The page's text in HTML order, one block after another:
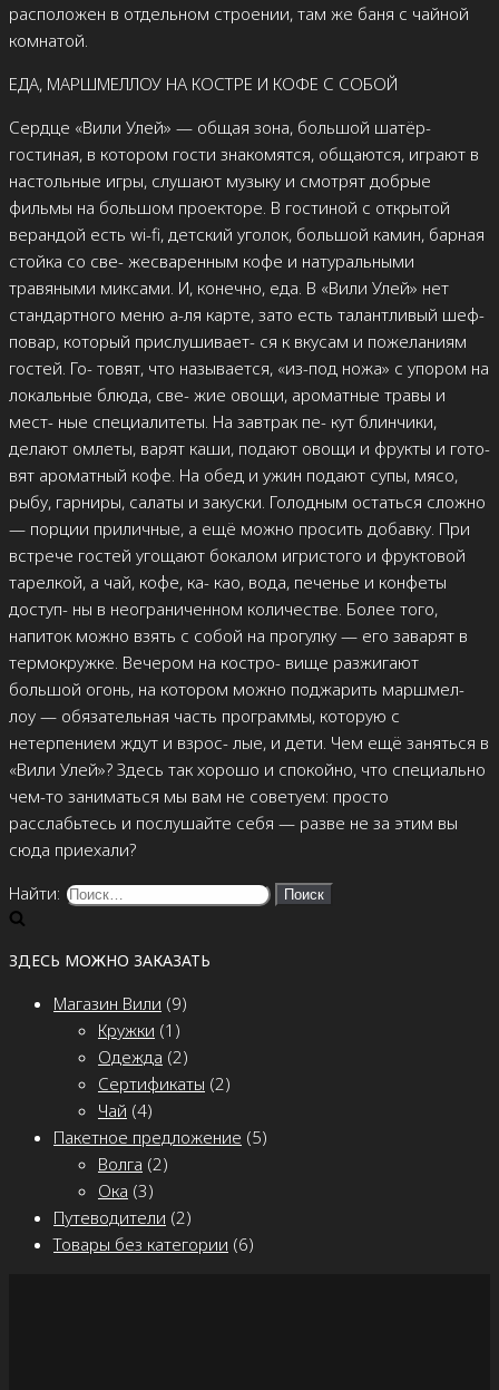
расположен в отдельном строении, там же баня с чайной
комнатой.
ЕДА, МАРШМЕЛЛОУ НА КОСТРЕ И КОФЕ С СОБОЙ
Сердце «Вили Улей» — общая зона, большой шатёр-
гостиная, в котором гости знакомятся, общаются, играют в
настольные игры, слушают музыку и смотрят добрые
фильмы на большом проекторе. В гостиной с открытой
верандой есть wi-fi, детский уголок, большой камин, барная
стойка со све- жесваренным кофе и натуральными
травяными миксами. И, конечно, еда. В «Вили Улей» нет
стандартного меню а-ля карте, зато есть талантливый шеф-
повар, который прислушивает- ся к вкусам и пожеланиям
гостей. Го- товят, что называется, «из-под ножа» с упором на
локальные блюда, све- жие овощи, ароматные травы и
мест- ные специалитеты. На завтрак пе- кут блинчики,
делают омлеты, варят каши, подают овощи и фрукты и гото-
вят ароматный кофе. На обед и ужин подают супы, мясо,
рыбу, гарниры, салаты и закуски. Голодным остаться сложно
— порции приличные, а ещё можно просить добавку. При
встрече гостей угощают бокалом игристого и фруктовой
тарелкой, а чай, кофе, ка- као, вода, печенье и конфеты
доступ- ны в неограниченном количестве. Более того,
напиток можно взять с собой на прогулку — его заварят в
термокружке. Вечером на костро- вище разжигают
большой огонь, на котором можно поджарить маршмел-
лоу — обязательная часть программы, которую с
нетерпением ждут и взрос- лые, и дети. Чем ещё заняться в
«Вили Улей»? Здесь так хорошо и спокойно, что специально
чем-то заниматься мы вам не советуем: просто
расслабьтесь и послушайте себя — разве не за этим вы
сюда приехали?
Найти:
ЗДЕСЬ МОЖНО ЗАКАЗАТЬ
Магазин Вили (9)
Кружки (1)
Одежда (2)
Сертификаты (2)
Чай (4)
Пакетное предложение (5)
Волга (2)
Ока (3)
Путеводители (2)
Товары без категории (6)